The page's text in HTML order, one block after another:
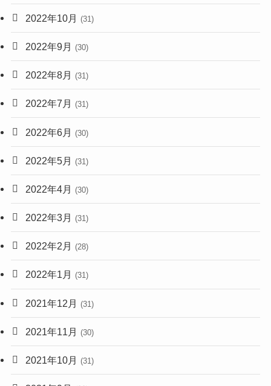
2022年10月 (31)
2022年9月 (30)
2022年8月 (31)
2022年7月 (31)
2022年6月 (30)
2022年5月 (31)
2022年4月 (30)
2022年3月 (31)
2022年2月 (28)
2022年1月 (31)
2021年12月 (31)
2021年11月 (30)
2021年10月 (31)